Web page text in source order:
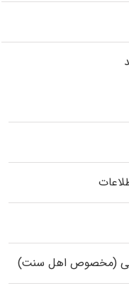
(مخصوص اهل سنت)